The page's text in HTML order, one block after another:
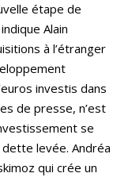
étape de
Alain
à l’étranger
investis dans
de presse, n’est
se
levée. Andréa
qui crée un